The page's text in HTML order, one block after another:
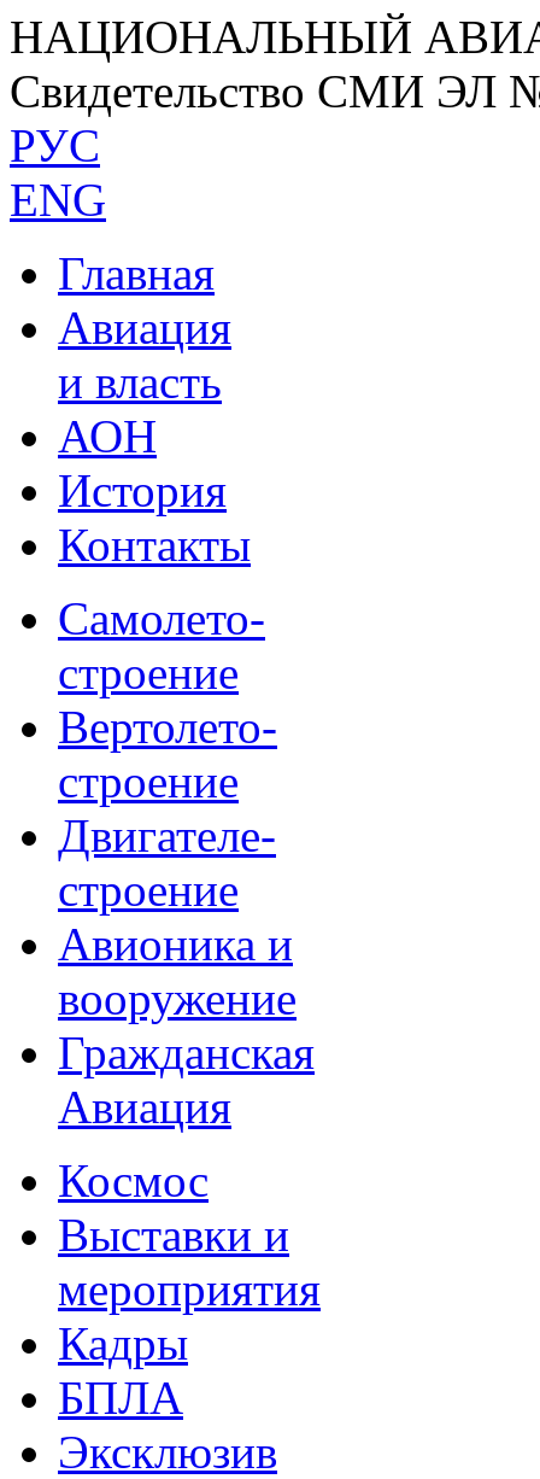
НАЦИОНАЛЬНЫЙ
Свидетельство СМИ ЭЛ
РУС
ENG
Главная
Авиация
и власть
АОН
История
Контакты
Самолето-
строение
Вертолето-
строение
Двигателе-
строение
Авионика и
вооружение
Гражданская
Авиация
Космос
Выставки и
мероприятия
Кадры
БПЛА
Эксклюзив